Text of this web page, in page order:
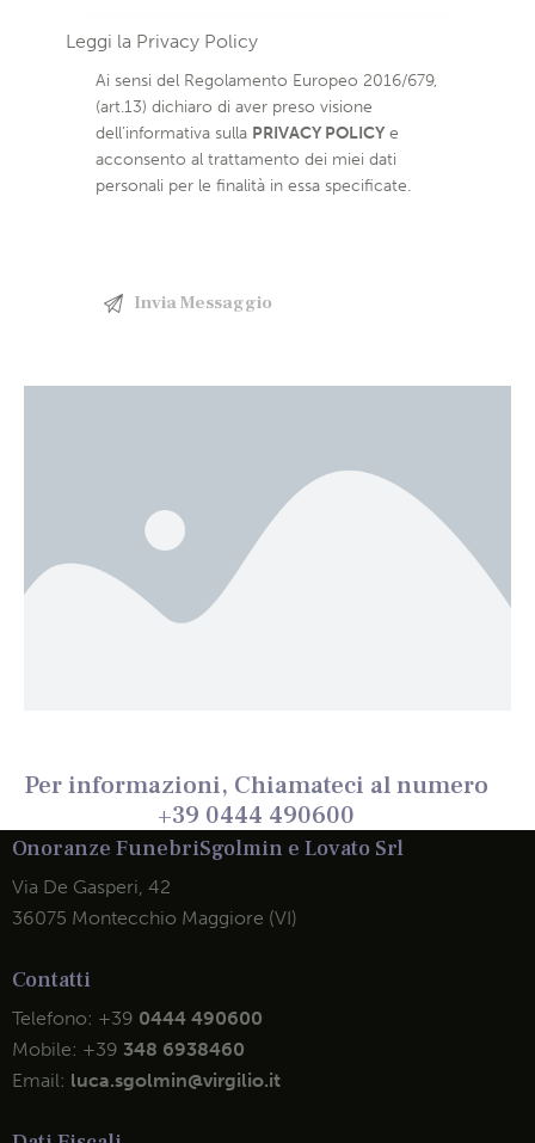
Leggi la Privacy Policy
Ai sensi del Regolamento Europeo 2016/679,
(art.13) dichiaro di aver preso visione
dell’informativa sulla PRIVACY POLICYe
acconsento al trattamento dei miei dati
personali per le finalità in essa specificate.
Per informazioni, Chiamateci al numero
+39 0444 490600
Onoranze FunebriSgolmin e Lovato Srl
Via De Gasperi, 42
36075 Montecchio Maggiore (VI)
Contatti
Telefono: +39 0444 490600
Mobile: +39 348 6938460
Email: luca.sgolmin@virgilio.it